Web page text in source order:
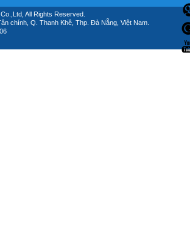
All Rights Reserved.
chính, Q. Thanh Khê, Thp. Đà Nẵng, Việt Nam.